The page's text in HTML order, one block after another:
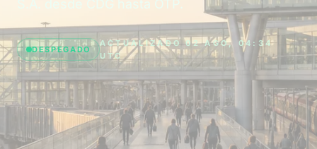
DESPEGADO
ACTUALIZADO 02 AGO, 04:34
UTC